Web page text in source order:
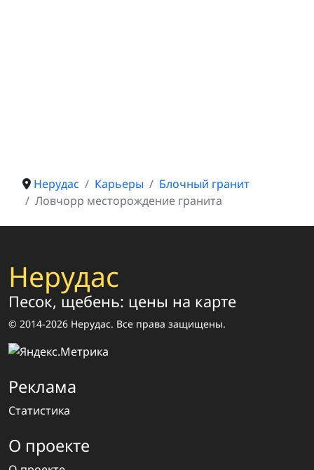
Нерудас Карьеры
Блочный гранит
Ловчорр месторождение гранита
Нерудас
Песок, щебень: цены на карте
© 2014-2026 Нерудас. Все права защищены.
Реклама
Статистика
О проекте